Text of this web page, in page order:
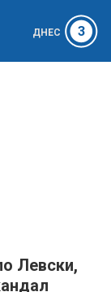
ДНЕС 3
Левски,